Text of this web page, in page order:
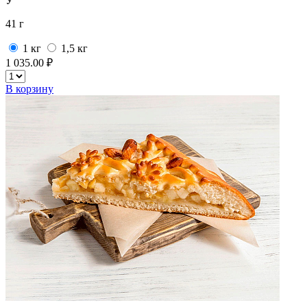
41 г
1 кг
1,5 кг
1 035.00 ₽
В корзину